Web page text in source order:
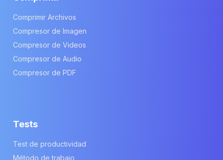
Comprimir Archivos
Compresor de Imagen
Compresor de Videos
Compresor de Audio
Compresor de PDF
Tests
Test de productividad
Método de trabajo